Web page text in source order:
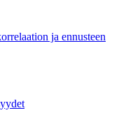
ja ennusteen